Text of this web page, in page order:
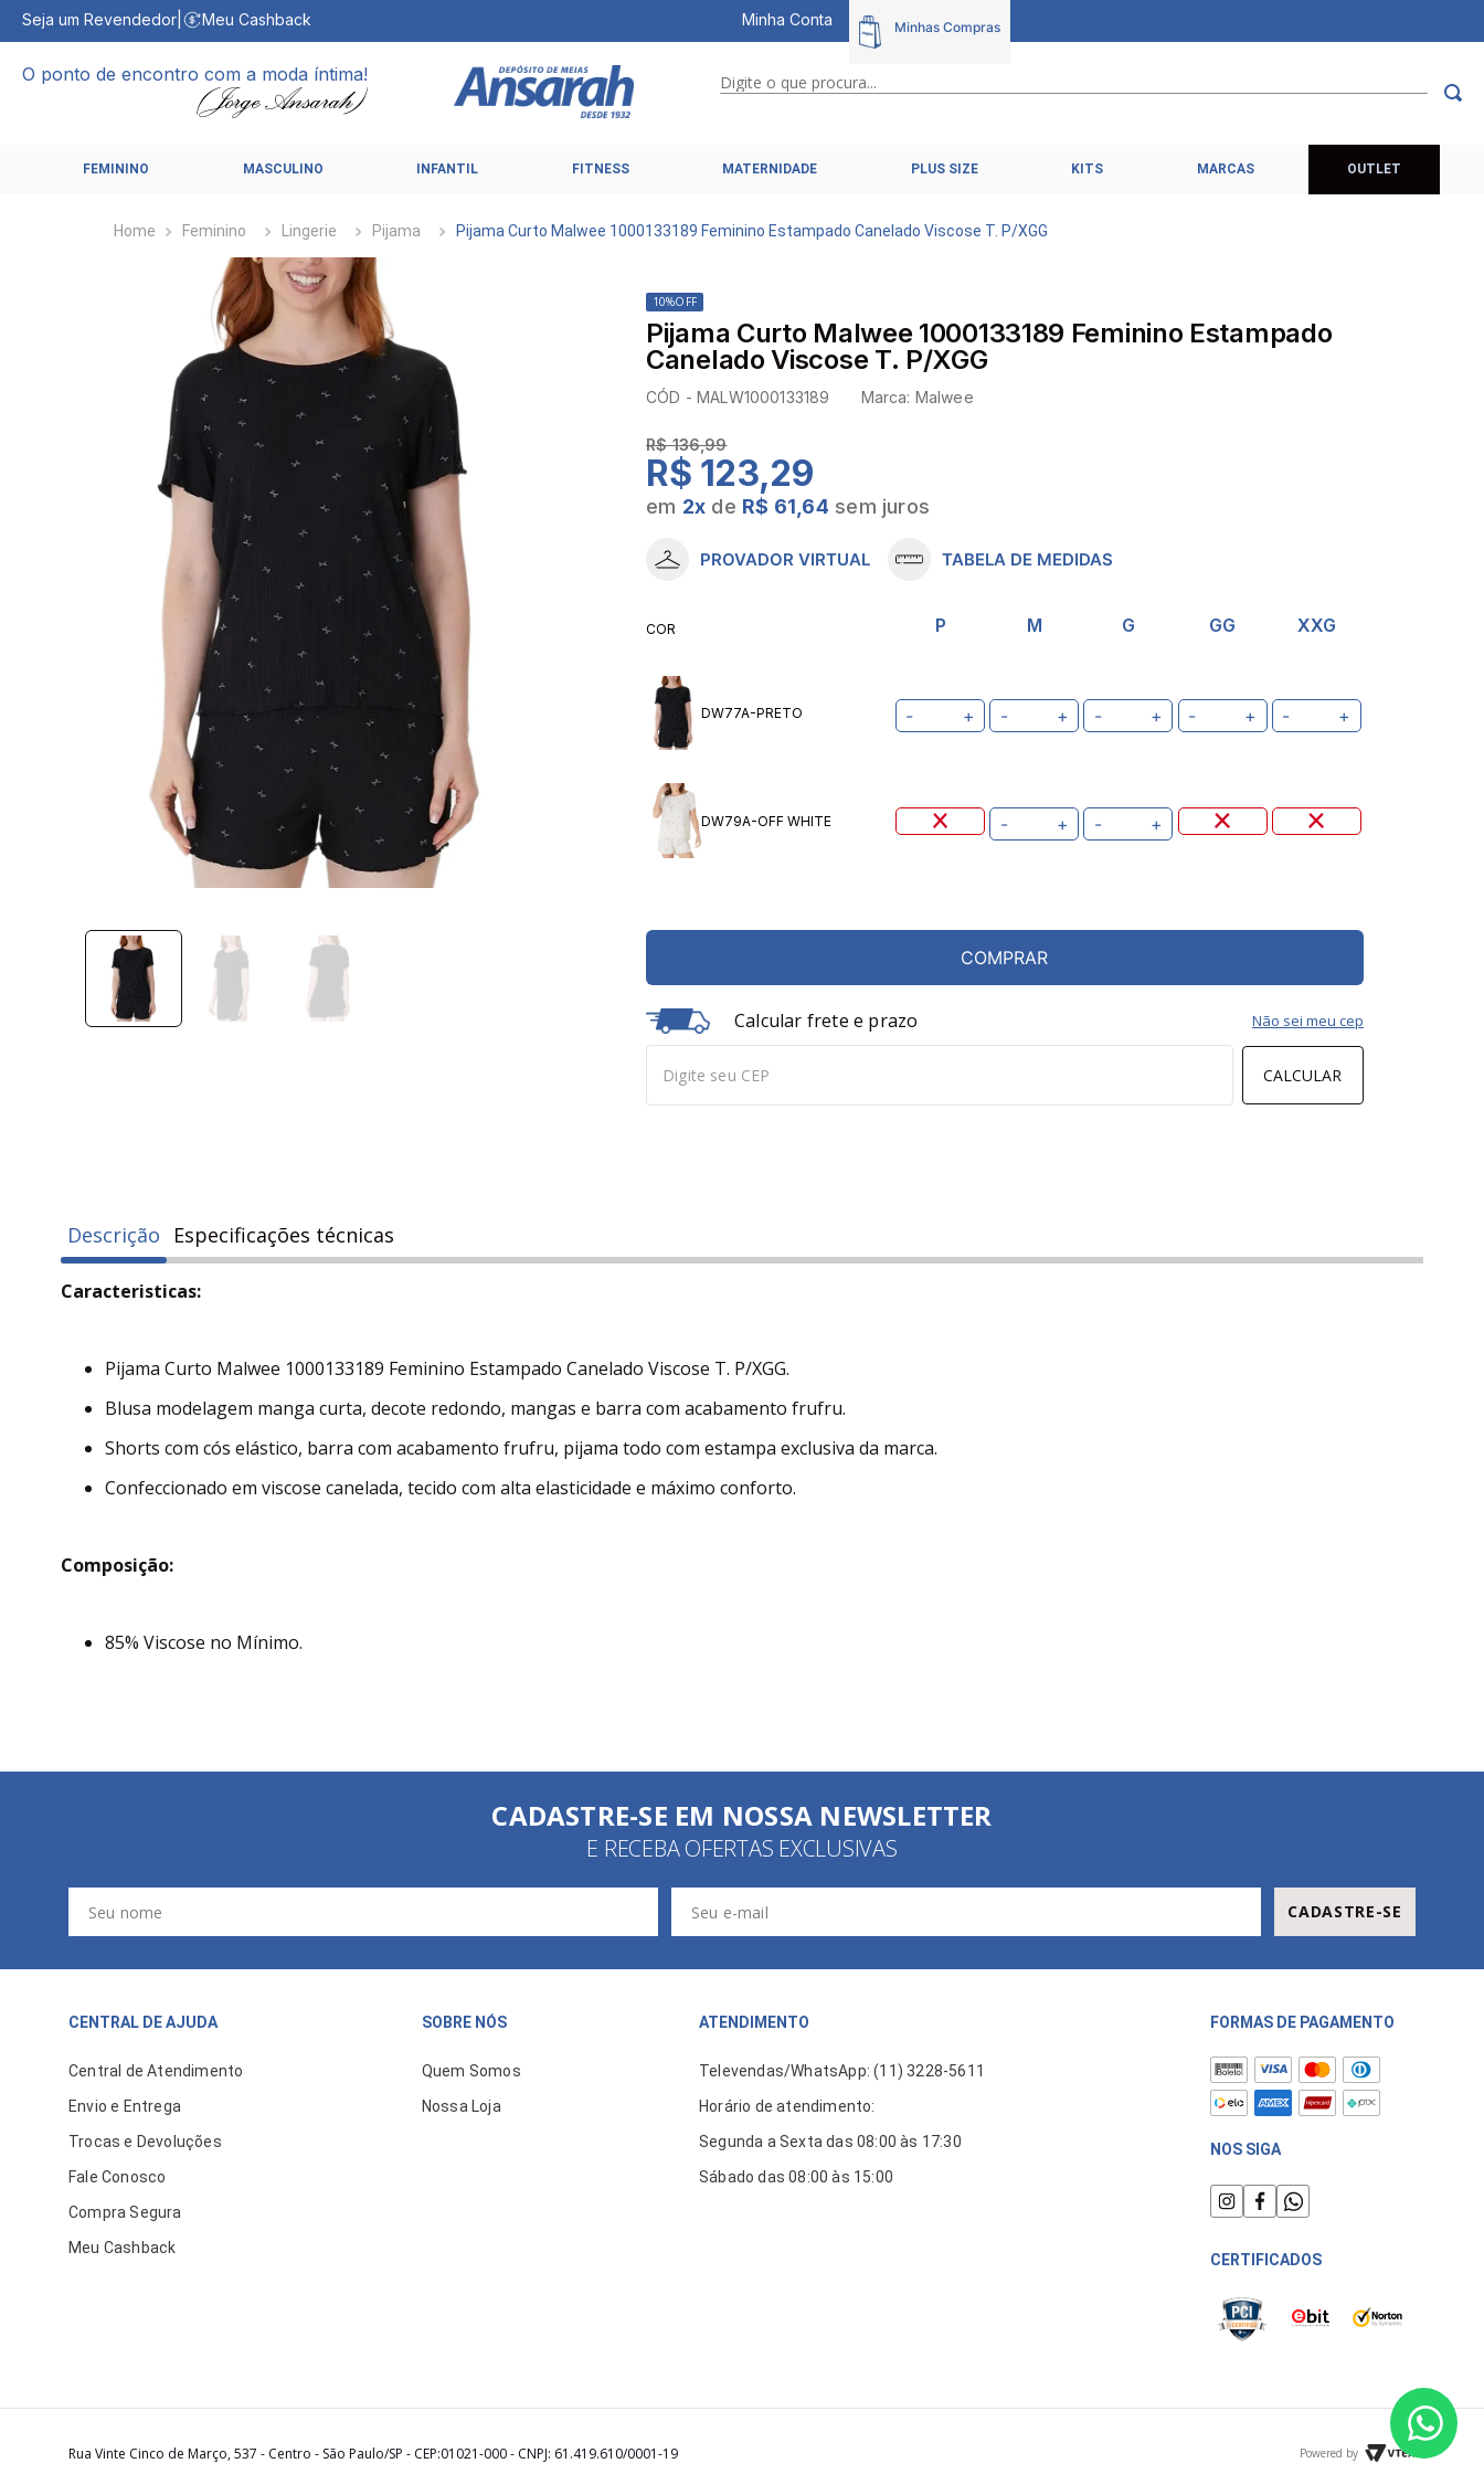
Seja um Revendedor Meu Cashback Minha Conta
O ponto de encontro com a moda íntima! Digite o que procura...
FEMININO MASCULINO INFANTIL FITNESS MATERNIDADE PLUS SIZE KITS MARCAS OUTLET
Feminino Lingerie Pijama Pijama Curto Malwee 1000133189 Feminino Estampado Canelado Viscose T. P/XGG
10%OFF
Pijama Curto Malwee 1000133189 Feminino Estampado
Canelado Viscose T. P/XGG
CÓD -MALW1000133189 Marca: Malwee
R$ 136,99
R$ 123,29
em 2x de R$ 61,64 sem juros
PROVADOR VIRTUAL TABELA DE MEDIDAS
COR P M G GG XXG
DW77A-PRETO - + - + - + - + - +
DW79A-OFF WHITE - + - +
COMPRAR
Calcular frete e prazo
CALCULAR
Não sei meu cep
Descrição Especificações técnicas
Caracteristicas:
Pijama Curto Malwee 1000133189 Feminino Estampado Canelado Viscose T. P/XGG.
Blusa modelagem manga curta, decote redondo, mangas e barra com acabamento frufru.
Shorts com cós elástico, barra com acabamento frufru, pijama todo com estampa exclusiva da marca.
Confeccionado em viscose canelada, tecido com alta elasticidade e máximo conforto.
Composição:
85% Viscose no Mínimo.
CADASTRE-SE EM NOSSA NEWSLETTER
E RECEBA OFERTAS EXCLUSIVAS
CADASTRE-SE
CENTRAL DE AJUDA
Central de Atendimento
Envio e Entrega
Trocas e Devoluções
Fale Conosco
Compra Segura
Meu Cashback
SOBRE NÓS
Quem Somos
Nossa Loja
ATENDIMENTO
Televendas/WhatsApp: (11) 3228-5611
Horário de atendimento:
Segunda a Sexta das 08:00 às 17:30
Sábado das 08:00 às 15:00
FORMAS DE PAGAMENTO
NOS SIGA
CERTIFICADOS
Rua Vinte Cinco de Março, 537 - Centro - São Paulo/SP - CEP:01021-000 - CNPJ: 61.419.610/0001-19 Powered by
1 º
calcinhas
5º
sutiã liz
6º
sutias
7º
sutiã plus size
9º
pijama